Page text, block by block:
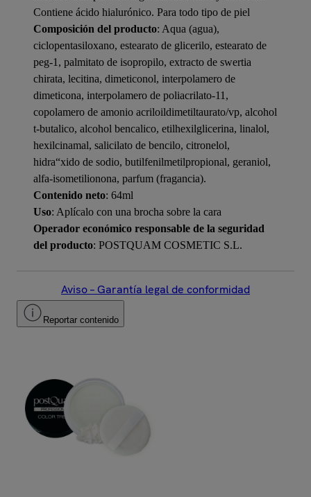
Contiene ácido hialurónico. Para todo tipo de piel
Composición del producto: Aqua (agua),
ciclopentasiloxano, estearato de glicerilo, estearato de
peg-1, palmitato de isopropilo, extracto de swertia
chirata, lecitina, dimeticonol, interpolamero de
dimeticona, interpolamero de poliacrilato-11,
copolamero de amonio acriloildimetiltaurato/vp, alcohol
t-butalico, alcohol bencalico, etilhexilglicerina, linalol,
hexilcinamal, salicilato de bencilo, citronelol,
hidra“xido de sodio, butilfenilmetilpropional, geraniol,
alfa-isometilionona, parfum (fragancia).
Contenido neto: 64ml
Uso: Aplícalo con una brocha sobre la cara
Operador económico responsable de la seguridad
del producto: POSTQUAM COSMETIC S.L.
Aviso – Garantía legal de conformidad
Reportar contenido